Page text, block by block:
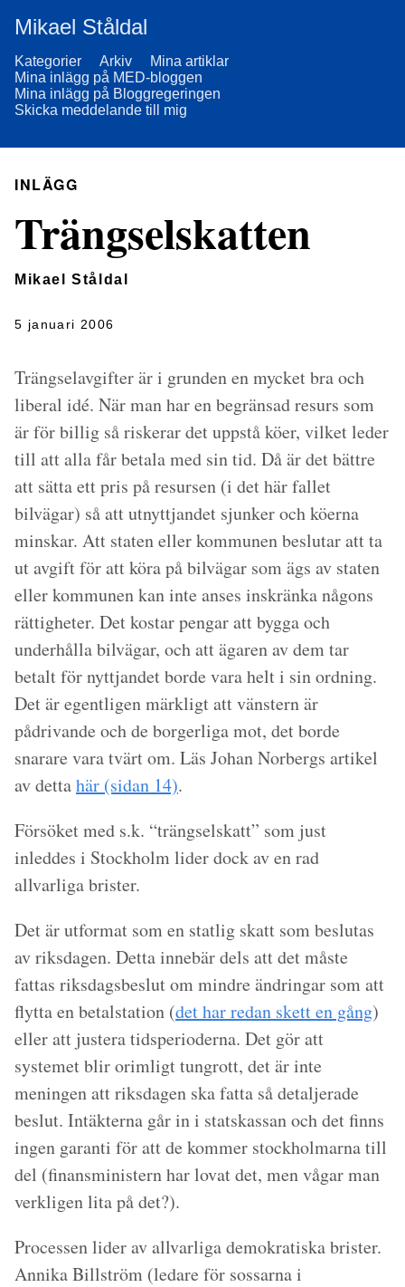
Mikael Ståldal
Kategorier Arkiv
Mina artiklar
Mina inlägg på MED-bloggen
Mina inlägg på Bloggregeringen
Skicka meddelande till mig
INLÄGG
Trängselskatten
Mikael Ståldal
5 januari 2006
Trängselavgifter är i grunden en mycket bra och
liberal idé. När man har en begränsad resurs som
är för billig så riskerar det uppstå köer, vilket leder
till att alla får betala med sin tid. Då är det bättre
att sätta ett pris på resursen (i det här fallet
bilvägar) så att utnyttjandet sjunker och köerna
minskar. Att staten eller kommunen beslutar att ta
ut avgift för att köra på bilvägar som ägs av staten
eller kommunen kan inte anses inskränka någons
rättigheter. Det kostar pengar att bygga och
underhålla bilvägar, och att ägaren av dem tar
betalt för nyttjandet borde vara helt i sin ordning.
Det är egentligen märkligt att vänstern är
pådrivande och de borgerliga mot, det borde
snarare vara tvärt om. Läs Johan Norbergs artikel
av dettahär (sidan 14).
Försöket med s.k. “trängselskatt” som just
inleddes i Stockholm lider dock av en rad
allvarliga brister.
Det är utformat som en statlig skatt som beslutas
av riksdagen. Detta innebär dels att det måste
fattas riksdagsbeslut om mindre ändringar som att
flytta en betalstation (det har redan skett en gång)
eller att justera tidsperioderna. Det gör att
systemet blir orimligt tungrott, det är inte
meningen att riksdagen ska fatta så detaljerade
beslut. Intäkterna går in i statskassan och det finns
ingen garanti för att de kommer stockholmarna till
del (finansministern har lovat det, men vågar man
verkligen lita på det?).
Processen lider av allvarliga demokratiska brister.
Annika Billström (ledare för sossarna i